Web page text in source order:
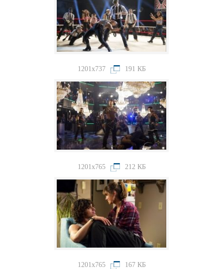
1201x737 191 КБ
1201x765 212 КБ
1201x765 167 КБ